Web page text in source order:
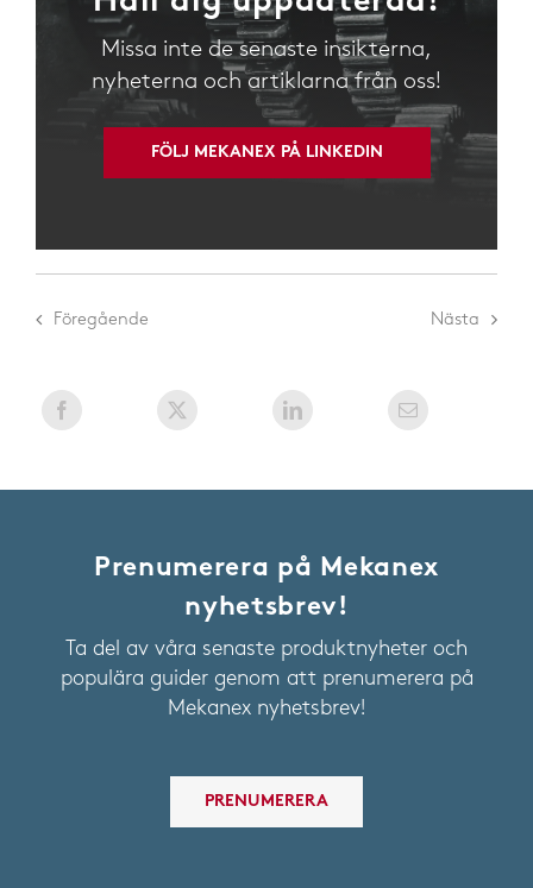
Missa inte de senaste insikterna,
nyheterna och artiklarna från oss!
FÖLJ MEKANEX PÅ LINKEDIN
Föregående Nästa
Prenumerera på Mekanex
nyhetsbrev!
Ta del av våra senaste produktnyheter och
populära guider genom att prenumerera på
Mekanex nyhetsbrev!
PRENUMERERA